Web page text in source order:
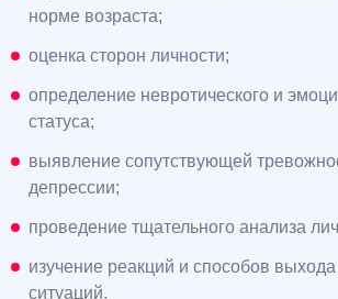
норме возраста;
оценка сторон личности;
определение невротического и
статуса;
выявление сопутствующей
депрессии;
проведение тщательного анализа
изучение реакций и способов
ситуаций.